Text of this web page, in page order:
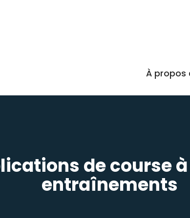
À propos
de course
entraînements